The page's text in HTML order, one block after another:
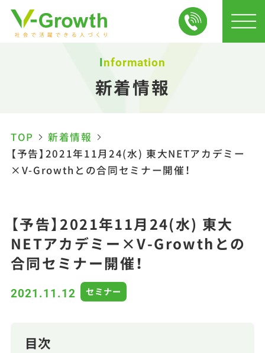
Information
新着情報
TOP
新着情報
【予告】2021年11月24(水) 東大NETアカデミー
×V-Growthとの合同セミナー開催！
【予告】2021年11月24(水) 東大
NETアカデミー×V-Growthとの
合同セミナー開催！
2021.11.12 セミナー
目次